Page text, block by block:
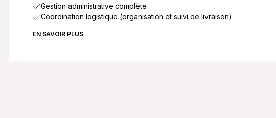
Gestion administrative complète
Coordination logistique (organisation et suivi de livraison)
EN SAVOIR PLUS